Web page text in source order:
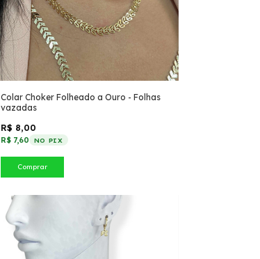
Colar Choker Folheado a Ouro - Folhas
vazadas
R$ 8,00
R$ 7,60 NO PIX
Comprar